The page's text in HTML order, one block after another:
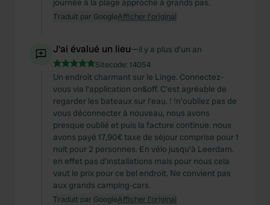
journée à la plage approche à grands pas.
Traduit par GoogleAfficher l'original
J'ai évalué un lieu—il y a plus d’un an
Sitecode: 14054
Un endroit charmant sur le Linge. Connectez-
vous via l'application on&off. C'est agréable de
regarder les bateaux sur l'eau. ! !n'oubliez pas de
vous déconnecter à nouveau, nous avons
presque oublié et puis la facture continue. nous
avons payé 17,90€ taxe de séjour comprise pour 1
nuit pour 2 personnes. En vélo jusqu'à Leerdam.
en effet pas d'installations mais pour nous cela
vaut le prix pour ce bel endroit. Ne convient pas
aux grands camping-cars.
Traduit par GoogleAfficher l'original